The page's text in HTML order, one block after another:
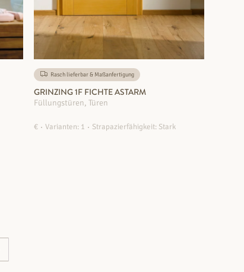
Rasch lieferbar & Maßanfertigung
GRINZING 1F FICHTE ASTARM
Füllungstüren, Türen
€ Varianten: 1 Strapazierfähigkeit: Stark